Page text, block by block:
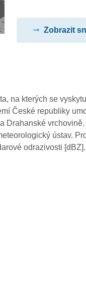
Zobrazit
na kterých se
České republiky
Drahanské
ústav.
odrazivosti